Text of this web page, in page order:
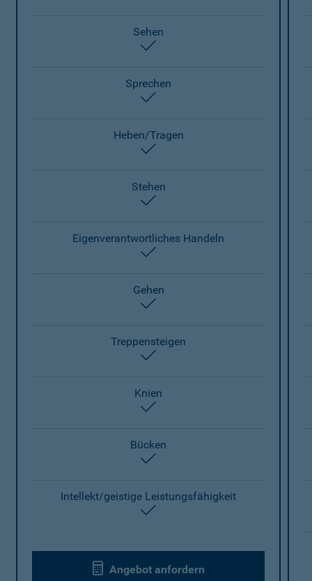
Sehen
Sprechen
Heben/Tragen
Stehen
Eigenverantwortliches Handeln
Gehen
Treppensteigen
Knien
Bücken
Intellekt/geistige Leistungsfähigkeit
Angebot anfordern